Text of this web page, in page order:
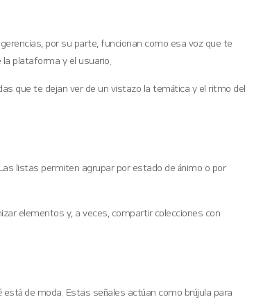
por su parte, funcionan como esa voz que te
plataforma y el usuario.
que te dejan ver de un vistazo la temática y el ritmo del
listas permiten agrupar por estado de ánimo o por
elementos y, a veces, compartir colecciones con
de moda. Estas señales actúan como brújula para